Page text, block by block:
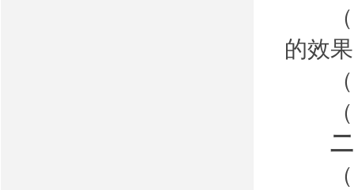
（5
的效
（6
（7
二、
（1